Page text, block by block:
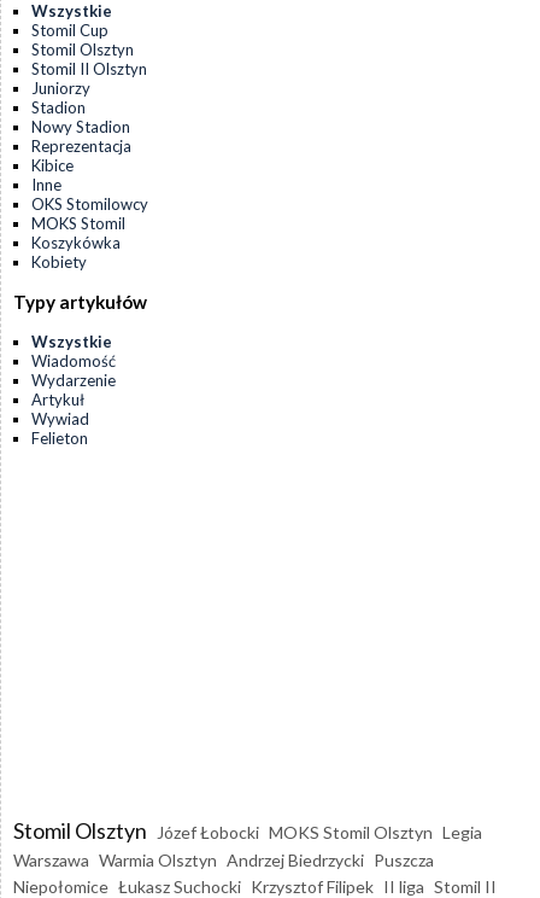
Wszystkie
Stomil Cup
Stomil Olsztyn
Stomil II Olsztyn
Juniorzy
Stadion
Nowy Stadion
Reprezentacja
Kibice
Inne
OKS Stomilowcy
MOKS Stomil
Koszykówka
Kobiety
Typy artykułów
Wszystkie
Wiadomość
Wydarzenie
Artykuł
Wywiad
Felieton
Stomil Olsztyn Józef Łobocki MOKS Stomil Olsztyn Legia
Warszawa Warmia Olsztyn Andrzej Biedrzycki Puszcza
Niepołomice Łukasz Suchocki Krzysztof Filipek II liga Stomil II